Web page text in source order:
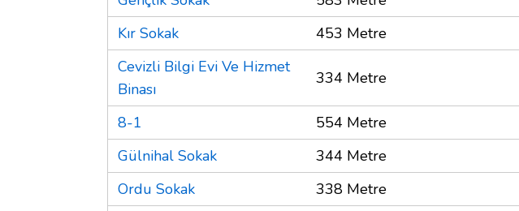
Kır Sokak
453 Metre
Cevizli Bilgi Evi Ve Hizmet
Binası
334 Metre
8-1
554 Metre
Gülnihal Sokak
344 Metre
Ordu Sokak
338 Metre